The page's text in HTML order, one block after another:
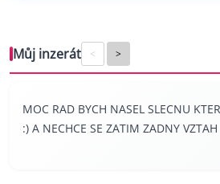
Můj inzerát < >
MOC RAD BYCH NASEL SLECNU
:) A NECHCE SE ZATIM ZADNY VZTAH